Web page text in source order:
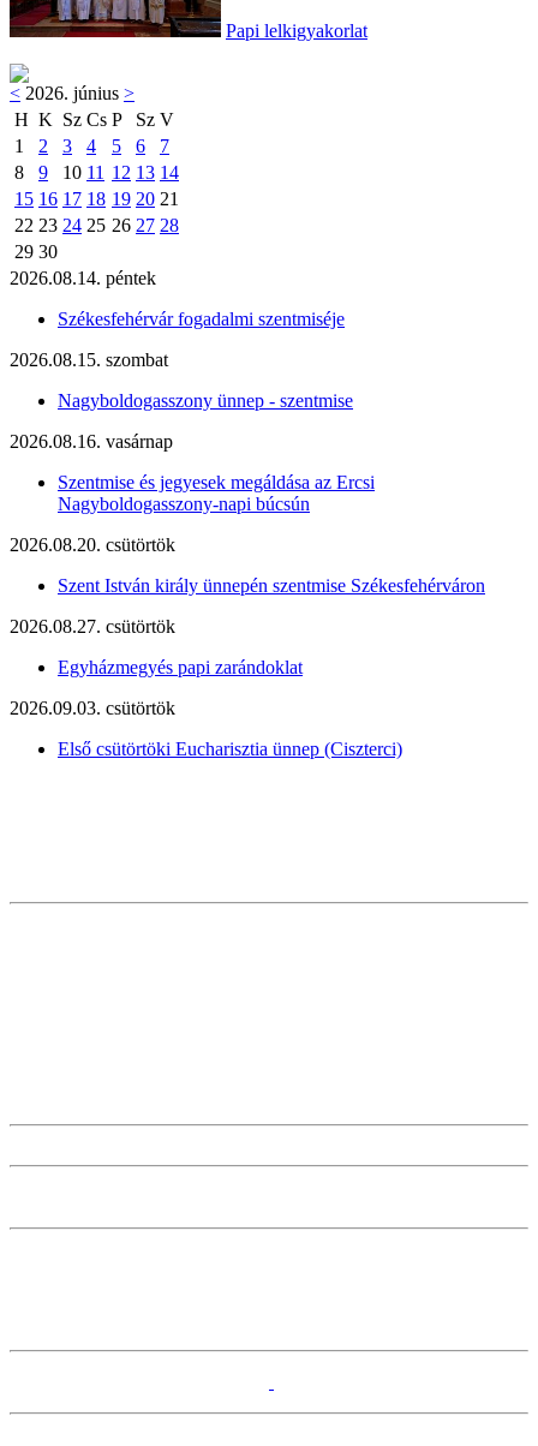
Papi lelkigyakorlat
< 2026. június >
H K Sz Cs P Sz V
1
2 3 4 5 6
7
8
9 10 11 12 13 14
15 16 17 18 19 20 21
22 23 24 25 26 27 28
29 30
2026.08.14. péntek
Székesfehérvár fogadalmi szentmiséje
2026.08.15. szombat
Nagyboldogasszony ünnep - szentmise
2026.08.16. vasárnap
Szentmise és jegyesek megáldása az Ercsi
Nagyboldogasszony-napi búcsún
2026.08.20. csütörtök
Szent István király ünnepén szentmise Székesfehérváron
2026.08.27. csütörtök
Egyházmegyés papi zarándoklat
2026.09.03. csütörtök
Első csütörtöki Eucharisztia ünnep (Ciszterci)